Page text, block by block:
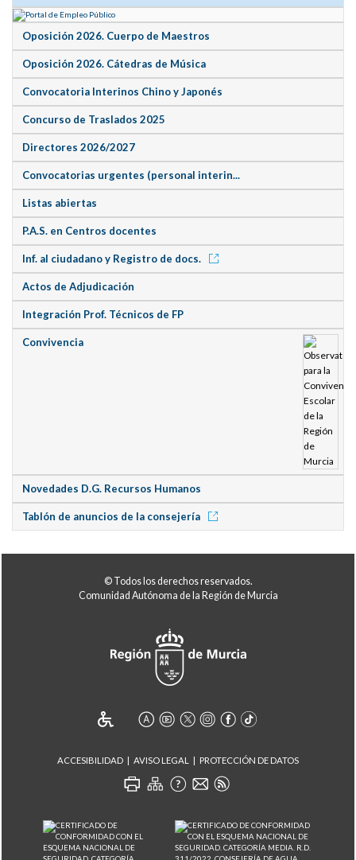
Oposición 2026. Cuerpo de Maestros
Oposición 2026. Cátedras de Música
Convocatoria Interinos Chino y Japonés
Concurso de Traslados 2025
Directores 2026/2027
Convocatorias urgentes (personal interin...
Listas abiertas
P.A.S. en Centros docentes
Inf. al ciudadano y Registro de docs.
Actos de Adjudicación
Integración Prof. Técnicos de FP
Convivencia
Novedades D.G. Recursos Humanos
Tablón de anuncios de la consejería
© Todos los derechos reservados.
Comunidad Autónoma de la Región de Murcia
ACCESIBILIDAD AVISO LEGAL PROTECCIÓN DE DATOS